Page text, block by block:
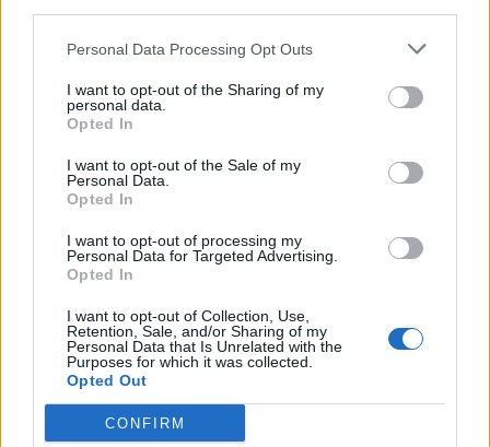
This information may also be disclosed by us to third parties
disclose it to other third parties.
Personal Data Processing Opt Outs
I want to opt-out of the Sharing of my
personal data.
Opted In
I want to opt-out of the Sale of my
Personal Data.
Opted In
I want to opt-out of processing my
Personal Data for Targeted Advertising.
Opted In
I want to opt-out of Collection, Use,
Retention, Sale, and/or Sharing of my
Personal Data that Is Unrelated with the
Purposes for which it was collected.
Opted Out
CONFIRM
Lavoro2.139
Politica1.991
Primo piano2.619
Sanità1.962